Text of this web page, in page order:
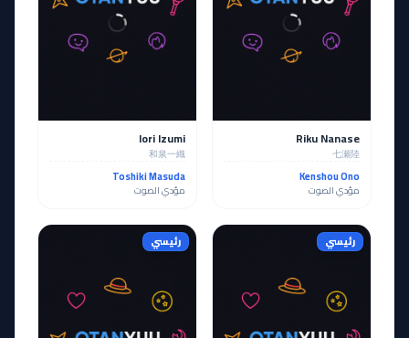
Riku Nanase
七瀬陸
Kenshou Ono
مؤدي الصوت
Iori Izumi
和泉一織
Toshiki Masuda
مؤدي الصوت
رئيسي رئيسي